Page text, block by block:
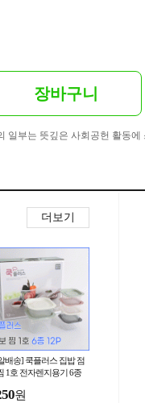
장바구니
일부는 뜻깊은 사회공헌 활동에
더보기
배송] 쿡플러스 집밥 점
1호 전자렌지용기 6종
품 집밥
원